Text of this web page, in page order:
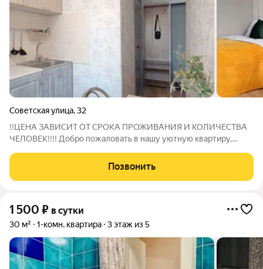
Советская улица,32
!!ЦЕНА ЗАВИСИТ ОТ СРОКА ПРОЖИВАНИЯ И КОЛИЧЕСТВА
ЧЕЛОВЕК!!!! Добро пожаловать в нашу уютную квартиру,
ценит комфорт и удобство. Не зависимо от того,
путешествуете ли Вы по делам или на
Позвонить
1 500 ₽ в сутки
30 м² 1-комн. квартира 3 этаж из 5